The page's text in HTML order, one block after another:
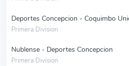
Deportes Concepcion - Coquimbo
Primera Division
Nublense - Deportes Concepcion
Primera Division